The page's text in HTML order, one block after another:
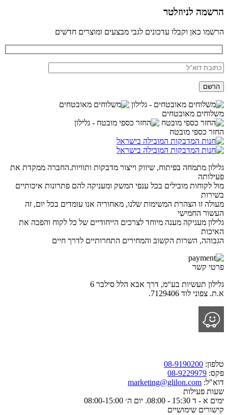
הרשמה לניוזלטר
הרשמו כאן וקבלו עדכונים לגבי מבצעים ומוצרים חדשים
משלוחים מאובטחים
החזר כספי מובטח
גלילון מתמחה בפיתוח, שיווק וייצור מדבקות ותוויות.החברה ממקדת את
פעילותה
מול לקוחות מובילים בכל ענפי המשק ומעניקה להם פתרונות איכותיים
בשירות
מעולה זו הצהרת המשימות שלנו, מאחוריה אנו עומדים בכל יום, זה
העשור החמישי
גלילון מעניקה מענה מיוחד לצרכים הייחודיים של כל לקוח והפכה את
האיכות
הגבוהה, השרות הקשוב והמחירים התחרותיים לדרך חיים
פרטי קשר
גלילון תעשיות בע“מ, דרך אבא הלל סילבר 6
א.ת. צפוני לוד 7129406.
טלפון: 08-9190200
פקס: 08-9229979
דוא"ל: marketing@glilon.com
שעות פעילות
ימים א - ד 15:30 - 08:00. יום ה׳ 08:00-15:00
קישורים שימושיים